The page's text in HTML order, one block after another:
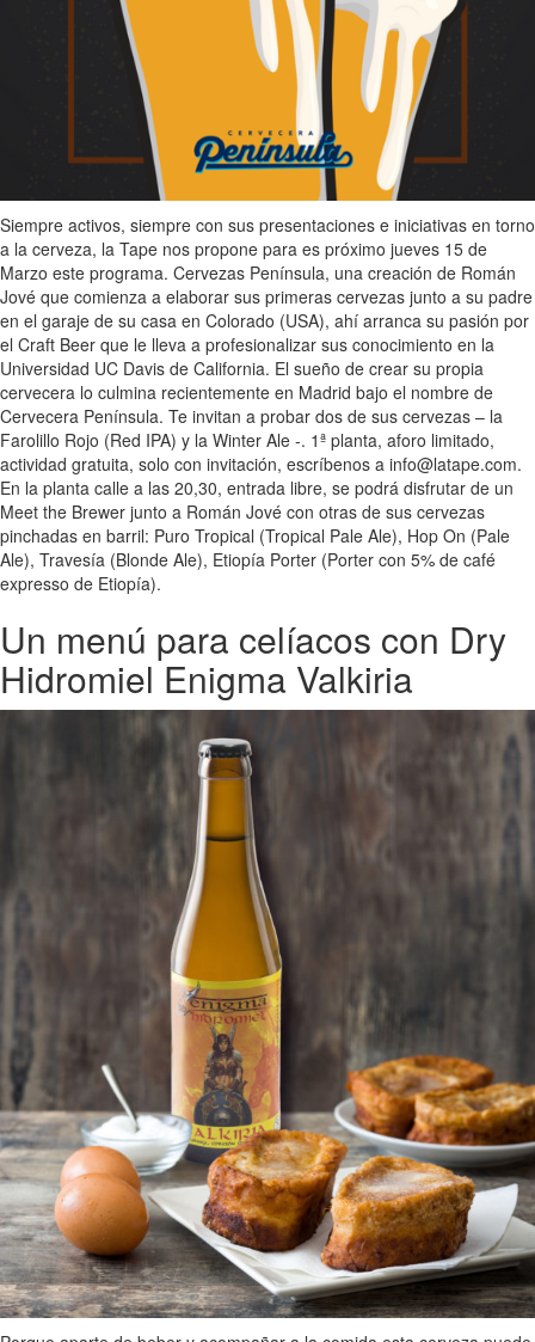
Siempre activos, siempre con sus presentaciones e iniciativas en torno
a la cerveza, la Tape nos propone para es próximo jueves 15 de
Marzo este programa. Cervezas Península, una creación de Román
Jové que comienza a elaborar sus primeras cervezas junto a su padre
en el garaje de su casa en Colorado (USA), ahí arranca su pasión por
el Craft Beer que le lleva a profesionalizar sus conocimiento en la
Universidad UC Davis de California. El sueño de crear su propia
cervecera lo culmina recientemente en Madrid bajo el nombre de
Cervecera Península. Te invitan a probar dos de sus cervezas – la
Farolillo Rojo (Red IPA) y la Winter Ale -. 1ª planta, aforo limitado,
actividad gratuita, solo con invitación, escríbenos a info@latape.com.
En la planta calle a las 20,30, entrada libre, se podrá disfrutar de un
Meet the Brewer junto a Román Jové con otras de sus cervezas
pinchadas en barril: Puro Tropical (Tropical Pale Ale), Hop On (Pale
Ale), Travesía (Blonde Ale), Etiopía Porter (Porter con 5% de café
expresso de Etiopía).
Un menú para celíacos con Dry
Hidromiel Enigma Valkiria